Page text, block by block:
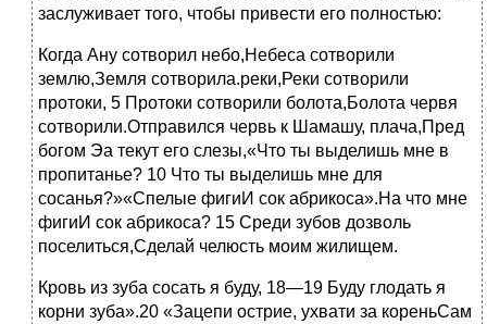
заслуживает того, чтобы привести его полностью:
Когда Ану сотворил небо,Небеса сотворили
землю,Земля сотворила.реки,Реки сотворили
протоки, 5 Протоки сотворили болота,Болота червя
сотворили.Отправился червь к Шамашу, плача,Пред
богом Эа текут его слезы,«Что ты выделишь мне в
пропитанье? 10 Что ты выделишь мне для
сосанья?»«Спелые фигиИ сок абрикоса».На что мне
фигиИ сок абрикоса? 15 Среди зубов дозволь
поселиться,Сделай челюсть моим жилищем.
Кровь из зуба сосать я буду, 18—19 Буду глодать я
корни зуба».20 «Зацепи острие, ухвати за кореньСам